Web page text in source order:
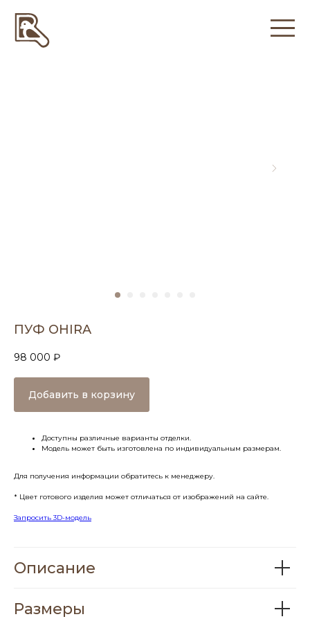
ПУФ OHIRA
98 000 ₽
Добавить в корзину
Доступны различные варианты отделки.
Модель может быть изготовлена по индивидуальным размерам.
Для получения информации обратитесь к менеджеру.
* Цвет готового изделия может отличаться от изображений на сайте.
Запросить 3D-модель
Описание
Размеры